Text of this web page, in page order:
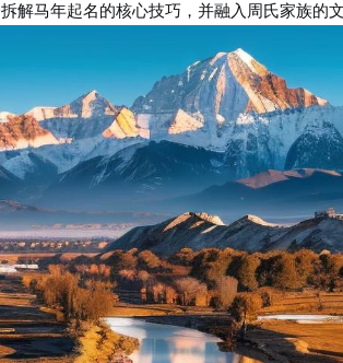
解马年起名的核心技巧，并融入周氏家族的